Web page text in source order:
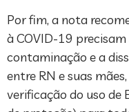
Por fim, a nota
à COVID-19
contaminação e a
entre RN e suas
verificação do uso de